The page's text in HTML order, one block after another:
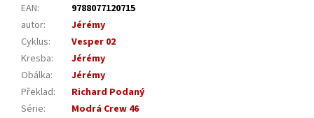
EAN:
9788077120715
autor:
Jérémy
Cyklus:
Vesper 02
Kresba:
Jérémy
Obálka:
Jérémy
Překlad:
Richard Podaný
Série:
Modrá Crew 46